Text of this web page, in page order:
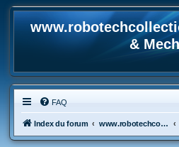
&
FAQ
Index du forum www.robotechcollections.fr - Robotech & Macross Toys French Forum !!!